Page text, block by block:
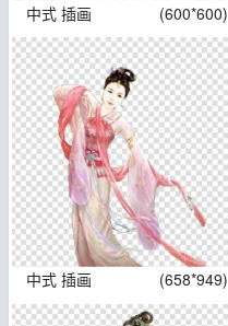
中式 插画 (600*600)
中式 插画 (658*949)